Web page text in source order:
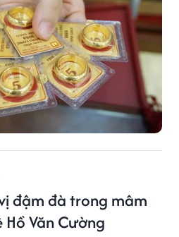
đậm đà trong mâm
Văn Cường